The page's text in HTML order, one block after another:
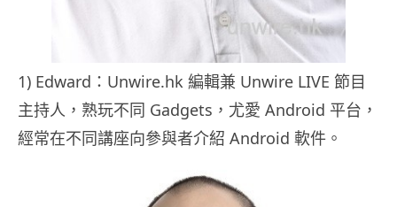
1) Edward：Unwire.hk 編輯兼 Unwire LIVE 節目
主持人，熟玩不同 Gadgets，尤愛 Android 平台，
經常在不同講座向參與者介紹 Android 軟件。